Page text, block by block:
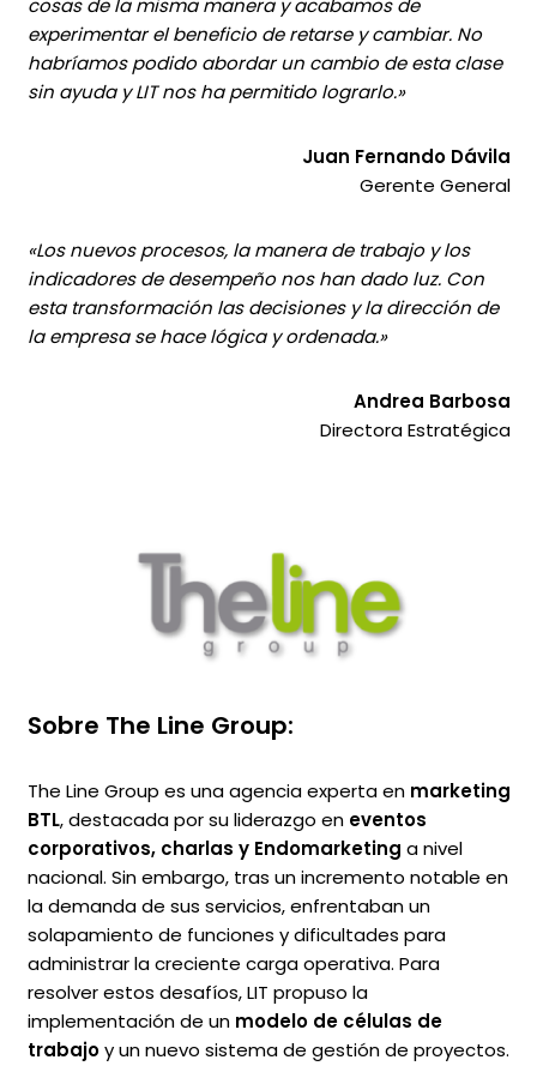
cosas de la misma manera y acabamos de
experimentar el beneficio de retarse y cambiar. No
habríamos podido abordar un cambio de esta clase
sin ayuda y LIT nos ha permitido lograrlo.»
Juan Fernando Dávila
Gerente General
«Los nuevos procesos, la manera de trabajo y los
indicadores de desempeño nos han dado luz. Con
esta transformación las decisiones y la dirección de
la empresa se hace lógica y ordenada.»
Andrea Barbosa
Directora Estratégica
Sobre The Line Group:
The Line Group es una agencia experta en marketing
BTL, destacada por su liderazgo en eventos
corporativos, charlas y Endomarketing a nivel
nacional. Sin embargo, tras un incremento notable en
la demanda de sus servicios, enfrentaban un
solapamiento de funciones y dificultades para
administrar la creciente carga operativa. Para
resolver estos desafíos, LIT propuso la
implementación de un modelo de células de
trabajoy un nuevo sistema de gestión de proyectos.